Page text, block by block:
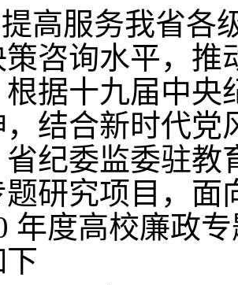
高服务我省各
策咨询水平，推
根据十九届中央
，结合新时代党
省纪委监委驻教
题研究项目，面
年度高校廉政